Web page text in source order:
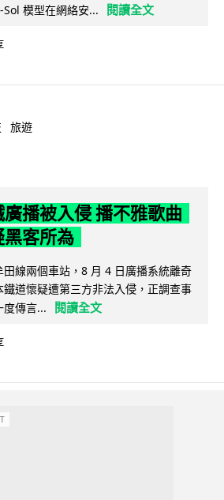
模型在網絡安...
閱讀全文
旅遊
廣播被入侵 播不雅歌曲
客所為
田線兩個車站，8 月 4 日廣播系統離奇
道懷疑遭第三方非法入侵，正調查事
度傳言...
閱讀全文